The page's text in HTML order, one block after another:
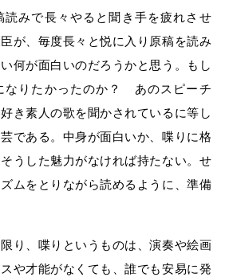
読みで長々やると聞き手を疲れさせ
が、毎度長々と悦に入り原稿を読み
何が面白いのだろうかと思う。もし
なりたかったのか？ あのスピーチ
き素人の歌を聞かされているに等し
である。中身が面白いか、喋りに格
うした魅力がなければ持たない。せ
ムをとりながら読めるように、準備
り、喋りというものは、演奏や絵画
や才能がなくても、誰でも安易に発